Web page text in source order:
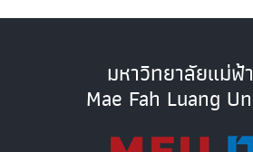
มหาวิทยาลัยแม่ฟ้
Mae Fah Luang